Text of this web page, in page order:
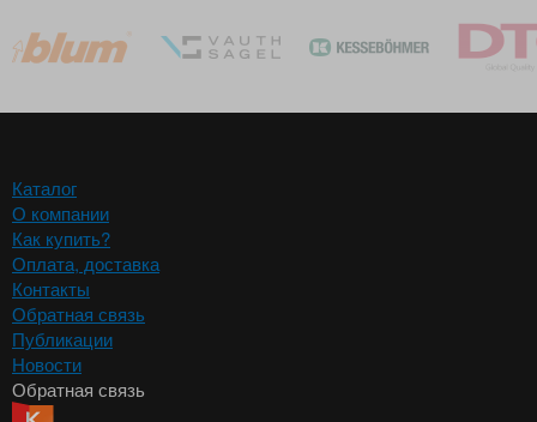
Каталог
О компании
Как купить?
Оплата, доставка
Контакты
Обратная связь
Публикации
Новости
Обратная связь